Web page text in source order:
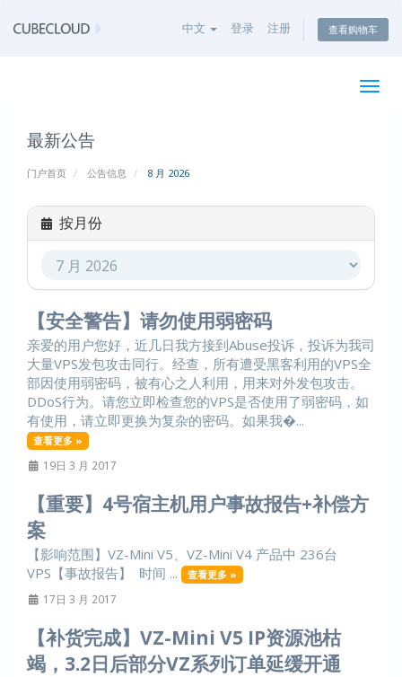
中文 登录 注册 查看购物车
切
最新公告
门户首页 公告信息 8 月 2026
按月份
【安全警告】请勿使用弱密码
亲爱的用户您好，近几日我方接到Abuse投诉，投诉为我司
大量VPS发包攻击同行。经查，所有遭受黑客利用的VPS全
部因使用弱密码，被有心之人利用，用来对外发包攻击。
DDoS行为。请您立即检查您的VPS是否使用了弱密码，如
有使用，请立即更换为复杂的密码。如果我�...
查看更多 »
19日 3 月 2017
【重要】4号宿主机用户事故报告+补偿方
案
【影响范围】VZ-Mini V5、VZ-Mini V4 产品中 236台
VPS【事故报告】 时间 ...
查看更多 »
17日 3 月 2017
【补货完成】VZ-Mini V5 IP资源池枯
竭，3.2日后部分VZ系列订单延缓开通